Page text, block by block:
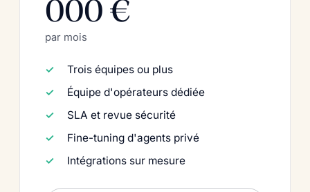
000 €
par mois
Trois équipes ou plus
Équipe d'opérateurs dédiée
SLA et revue sécurité
Fine-tuning d'agents privé
Intégrations sur mesure